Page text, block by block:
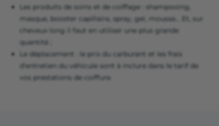
Les produits de soins et de coiffage : shampooing,
masque, booster capillaire, spray, gel, mousse… Et, sur
cheveux long il faut en utiliser une plus grande
quantité ;
Le déplacement : le prix du carburant et les frais
d'entretien du véhicule sont à inclure dans le tarif de
vos prestations de coiffure.